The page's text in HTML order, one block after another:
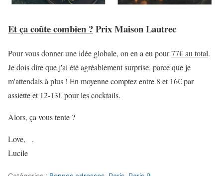
Et ça coûte combien ?Prix Maison Lautrec
Pour vous donner une idée globale, on en a eu pour77€ au total.
Je dois dire que j'ai été agréablement surprise, parce que je
m'attendais à plus ! En moyenne comptez entre 8 et 16€ par
assiette et 12-13€ pour les cocktails.
Alors, ça vous tente ?
Love,
.
Lucile